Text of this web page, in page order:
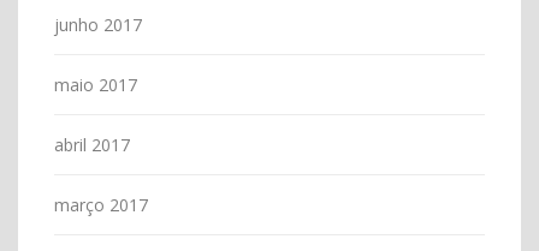
junho 2017
maio 2017
abril 2017
março 2017